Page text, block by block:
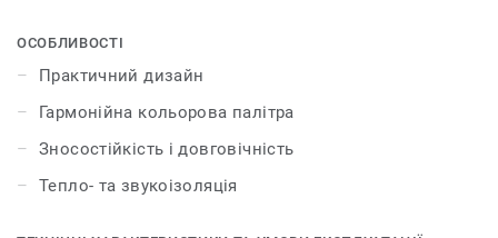
ОСОБЛИВОСТІ
Практичний дизайн
Гармонійна кольорова палітра
Зносостійкість і довговічність
Тепло- та звукоізоляція